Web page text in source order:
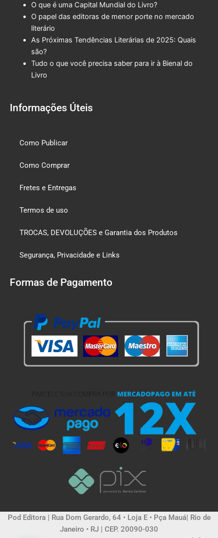
O que é uma Capital Mundial do Livro?
O papel das editoras de menor porte no mercado
literário
As Próximas Tendências Literárias de 2025: Quais
são?
Tudo o que você precisa saber para ir à Bienal do
Livro
Informações Úteis
Como Publicar
Como Comprar
Fretes e Entregas
Termos de uso
TROCAS, DEVOLUÇÕES e Garantia dos Produtos
Segurança, Privacidade e Links
Formas de Pagamento
Pod Editora | Rua Dom Gerardo, 64 • Loja E • Pça Mauá| Rio de
Janeiro • RJ | CEP. 20090-030